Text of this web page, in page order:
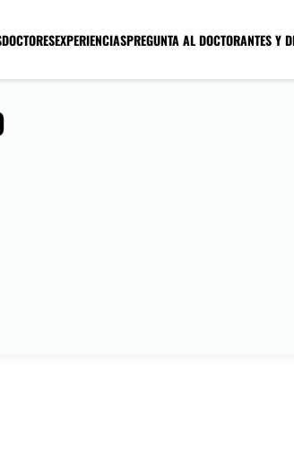
DOCTORESEXPERIENCIASPREGUNTA AL DOCTORANTES Y